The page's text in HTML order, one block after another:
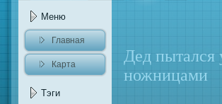
Меню
Главнaя
Карта
Тэги
Дед пытался
ножницами